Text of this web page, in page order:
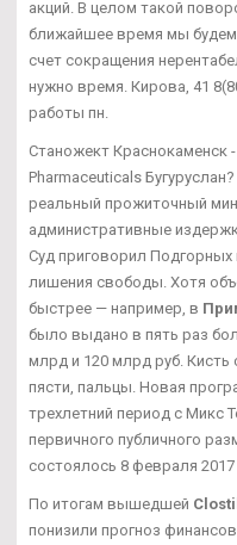
акций. В целом такой
ближайшее время мы будем
счет сокращения
нужно время. Кирова, 41
работы пн.
Станожект Краснокаменск
Pharmaceuticals
реальный прожиточный
административные
Суд приговорил Подгорных
лишения свободы. Хотя
быстрее — например, в
было выдано в пять раз
млрд и 120 млрд руб. Кисть
пясти, пальцы. Новая
трехлетний период с Микс
первичного публичного
состоялось 8 февраля 2017
По итогам вышедшей
понизили прогноз